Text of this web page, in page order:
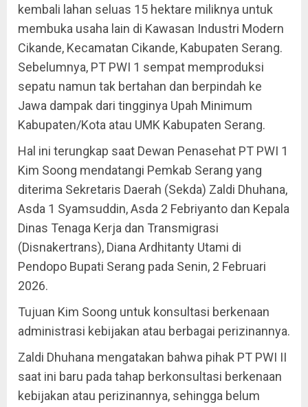
kembali lahan seluas 15 hektare miliknya untuk
membuka usaha lain di Kawasan Industri Modern
Cikande, Kecamatan Cikande, Kabupaten Serang.
Sebelumnya, PT PWI 1 sempat memproduksi
sepatu namun tak bertahan dan berpindah ke
Jawa dampak dari tingginya Upah Minimum
Kabupaten/Kota atau UMK Kabupaten Serang.
Hal ini terungkap saat Dewan Penasehat PT PWI 1
Kim Soong mendatangi Pemkab Serang yang
diterima Sekretaris Daerah (Sekda) Zaldi Dhuhana,
Asda 1 Syamsuddin, Asda 2 Febriyanto dan Kepala
Dinas Tenaga Kerja dan Transmigrasi
(Disnakertrans), Diana Ardhitanty Utami di
Pendopo Bupati Serang pada Senin, 2 Februari
2026.
Tujuan Kim Soong untuk konsultasi berkenaan
administrasi kebijakan atau berbagai perizinannya.
Zaldi Dhuhana mengatakan bahwa pihak PT PWI II
saat ini baru pada tahap berkonsultasi berkenaan
kebijakan atau perizinannya, sehingga belum